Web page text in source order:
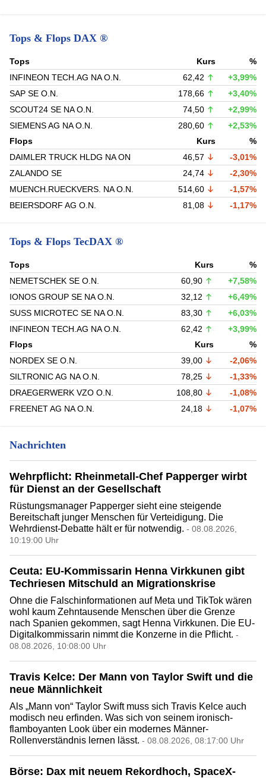
Tops & Flops DAX ®
Tops Kurs
%
INFINEON TECH.AG NA O.N.
62,42
+3,99%
SAP SE O.N.
178,66
+3,40%
SCOUT24 SE NA O.N.
74,50
+2,99%
SIEMENS AG NA O.N.
280,60
+2,53%
Flops
Kurs
%
DAIMLER TRUCK HLDG NA ON
46,57
-3,01%
ZALANDO SE
24,74
-2,30%
MUENCH.RUECKVERS. NA O.N.
514,60
-1,57%
BEIERSDORF AG O.N.
81,08 -1,17%
Tops & Flops TecDAX ®
Tops Kurs
%
NEMETSCHEK SE O.N.
60,90
+7,58%
IONOS GROUP SE NA O.N.
32,12
+6,49%
SUSS MICROTEC SE NA O.N.
83,30
+6,03%
INFINEON TECH.AG NA O.N.
62,42
+3,99%
Flops
Kurs
%
NORDEX SE O.N.
39,00
-2,06%
SILTRONIC AG NA O.N.
78,25
-1,33%
DRAEGERWERK VZO O.N.
108,80
-1,08%
FREENET AG NA O.N.
24,18 -1,07%
Nachrichten
Wehrpflicht: Rheinmetall-Chef Papperger wirbt
für Dienst an der Gesellschaft
Rüstungsmanager Papperger sieht eine steigende
Bereitschaft junger Menschen für Verteidigung. Die
Wehrdienst-Debatte hält er für notwendig. - 08.08.2026,
10:19:00 Uhr
Ceuta: EU-Kommissarin Henna Virkkunen gibt
Techriesen Mitschuld an Migrationskrise
Ohne die Falschinformationen auf Meta und TikTok wären
wohl kaum Zehntausende Menschen über die Grenze
nach Spanien gekommen, sagt Henna Virkkunen. Die EU-
Digitalkommissarin nimmt die Konzerne in die Pflicht. -
08.08.2026, 10:08:00 Uhr
Travis Kelce: Der Mann von Taylor Swift und die
neue Männlichkeit
Als „Mann von“ Taylor Swift muss sich Travis Kelce auch
modisch neu erfinden. Was sich von seinem ironisch-
flamboyanten Look über ein modernes Männer-
Rollenverständnis lernen lässt. - 08.08.2026, 08:17:00 Uhr
Börse: Dax mit neuem Rekordhoch, SpaceX-